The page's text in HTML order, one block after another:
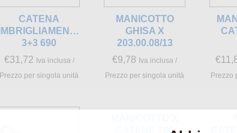
CATENA
IMBRIGLIAMENTO
3+3 690
€31,72 Iva inclusa /
Prezzo per singola unità
MANICOTTO
GHISA X
203.00.08/13
€9,78 Iva inclusa /
Prezzo per singola unità
€
Prezzo
CATENE 280